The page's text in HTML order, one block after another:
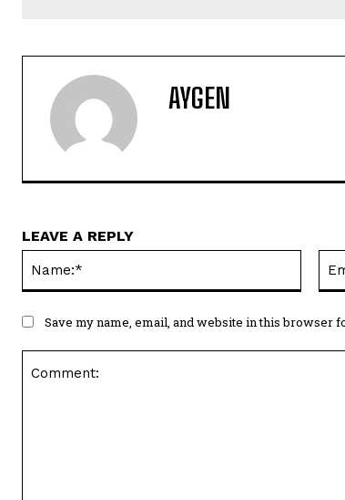
AYGEN
LEAVE A REPLY
Save my name, email, and website in this browser